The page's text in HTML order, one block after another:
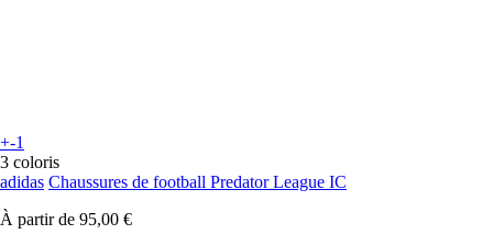
+-1
3 coloris
adidas Chaussures de football Predator League IC
À partir de 95,00 €